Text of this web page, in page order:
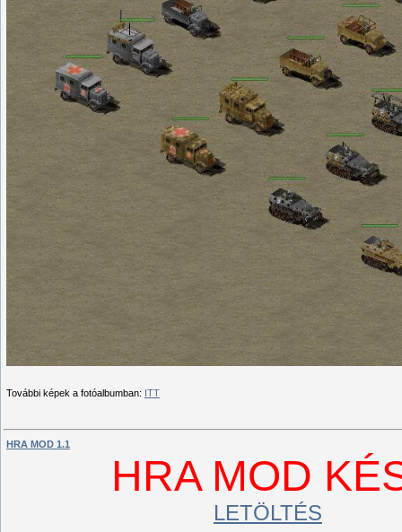
További képek a fotóalbumban: ITT
HRA MOD 1.1
HRA MOD
LETÖLTÉS